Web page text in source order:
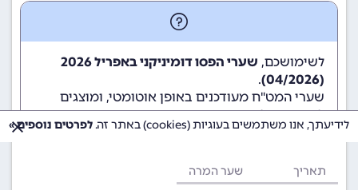
לשימושכם,
שערי הפסו דומיניקני באפריל 2026
(04/2026)
.
שערי המט"ח מעודכנים באופן אוטומטי, ומוצגים
לשימוש גולשי ומשתמשי האתר.
תאריך שער המרה
לידיעתך, אנו משתמשים בעוגיות (cookies) באתר זה. לפרטים נוספים »